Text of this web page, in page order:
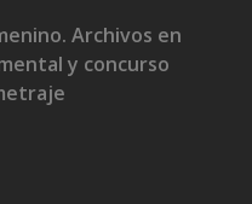
Archivos en
y concurso